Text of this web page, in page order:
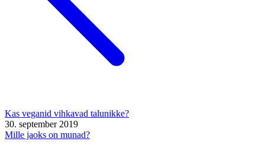
Kas veganid vihkavad talunikke?
30. september 2019
Mille jaoks on munad?